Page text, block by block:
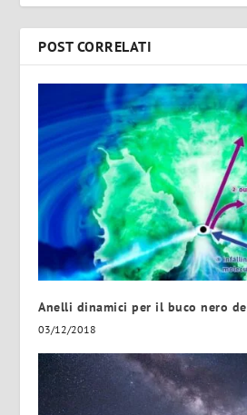
POST CORRELATI
Anelli dinamici per il buco nero
03/12/2018